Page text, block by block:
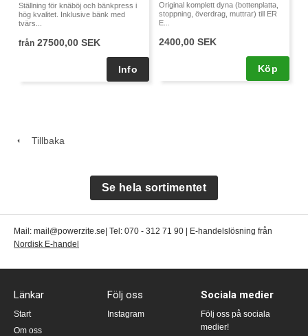
Ställning för knäböj och bänkpress i
hög kvalitet. Inklusive bänk med
tvärs...
från 27500,00 SEK
Original komplett dyna (bottenplatta,
stoppning, överdrag, muttrar) till ER
E...
2400,00 SEK
Köp
Tillbaka
Se hela sortimentet
Mail: mail@powerzite.se| Tel: 070 - 312 71 90 | E-handelslösning från
Nordisk E-handel
Länkar
Start
Om oss
Följ oss
Instagram
Sociala medier
Följ oss på sociala
medier!